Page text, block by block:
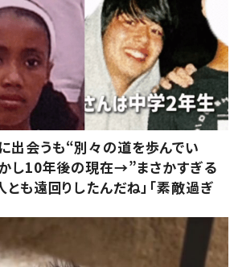
出会うも“別々の道を歩んでい
し10年後の現在→”まさかすぎる
も遠回りしたんだね」「素敵過ぎ